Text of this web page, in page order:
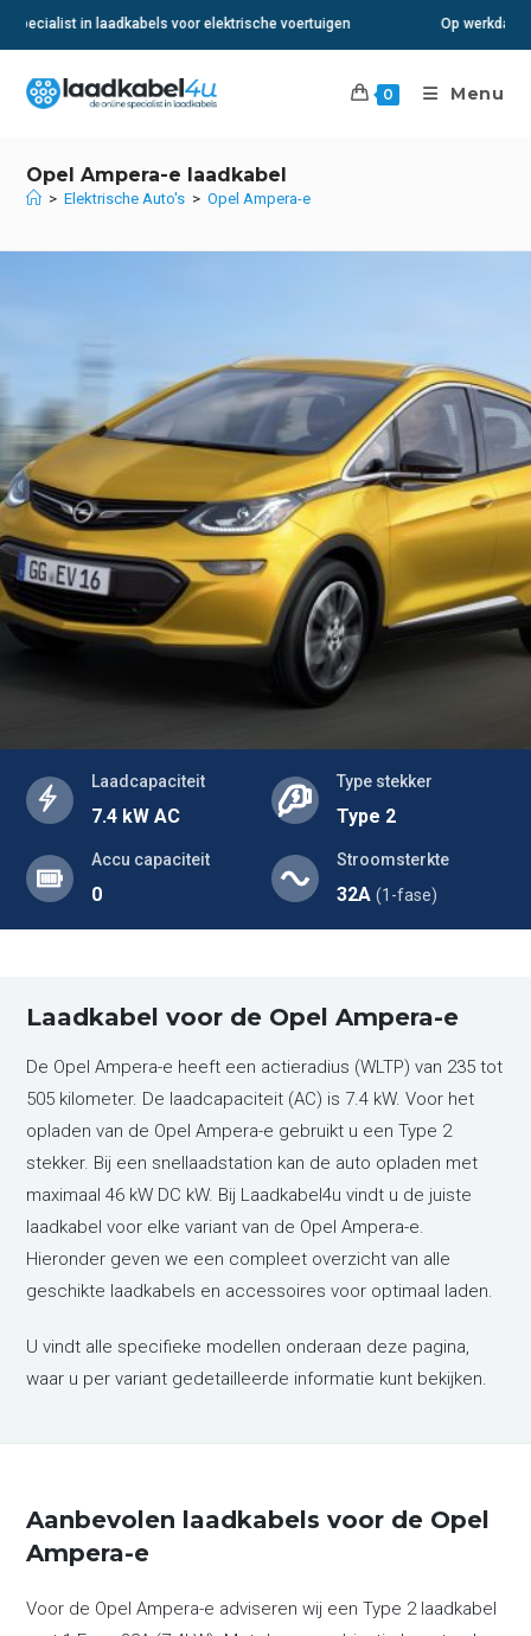
Op werkdagen voor 15:00 besteld? Volgende dag in huis
0 Menu
Opel Ampera-e laadkabel
> Elektrische Auto's > Opel Ampera-e
Laadcapaciteit
7.4 kW AC
Type stekker
Type 2
Accu capaciteit
0
Stroomsterkte
32A (1-fase)
Laadkabel voor de Opel Ampera-e
De Opel Ampera-e heeft een actieradius (WLTP) van 235 tot
505 kilometer. De laadcapaciteit (AC) is 7.4 kW. Voor het
opladen van de Opel Ampera-e gebruikt u een Type 2
stekker. Bij een snellaadstation kan de auto opladen met
maximaal 46 kW DC kW. Bij Laadkabel4u vindt u de juiste
laadkabel voor elke variant van de Opel Ampera-e.
Hieronder geven we een compleet overzicht van alle
geschikte laadkabels en accessoires voor optimaal laden.
U vindt alle specifieke modellen onderaan deze pagina,
waar u per variant gedetailleerde informatie kunt bekijken.
Aanbevolen laadkabels voor de Opel
Ampera-e
Voor de Opel Ampera-e adviseren wij een Type 2 laadkabel